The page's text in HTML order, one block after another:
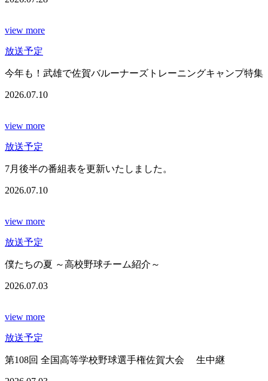
view more
放送予定
今年も！武雄で佐賀バルーナーズトレーニングキャンプ特集
2026.07.10
view more
放送予定
7月後半の番組表を更新いたしました。
2026.07.10
view more
放送予定
僕たちの夏 ～高校野球チーム紹介～
2026.07.03
view more
放送予定
第108回 全国高等学校野球選手権佐賀大会 生中継